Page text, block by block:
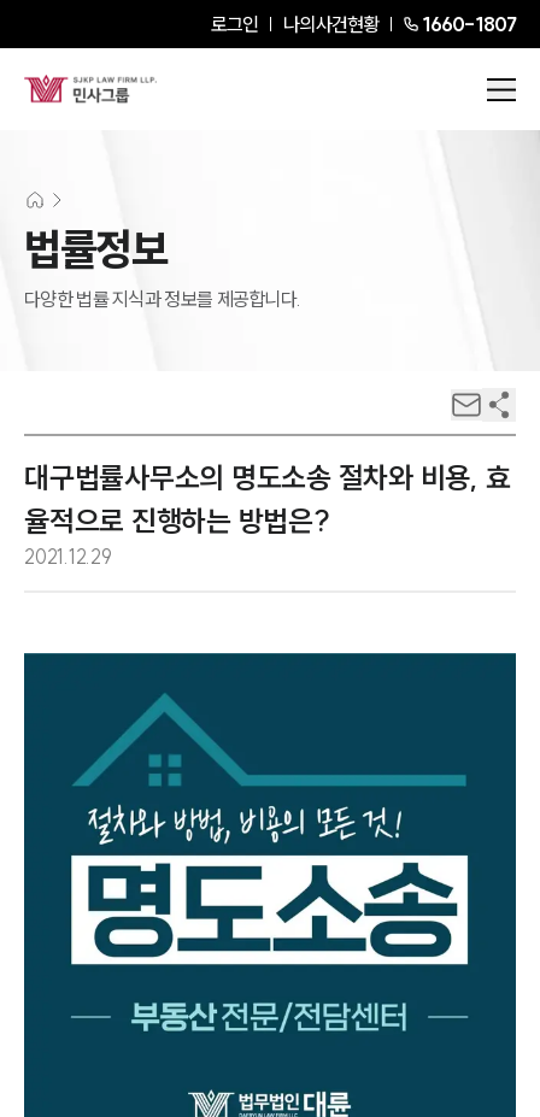
로그인 나의사건현황 1660-1807
법률정보
다양한 법률 지식과 정보를 제공합니다.
대구법률사무소의 명도소송 절차와 비용, 효
율적으로 진행하는 방법은?
2021.12.29